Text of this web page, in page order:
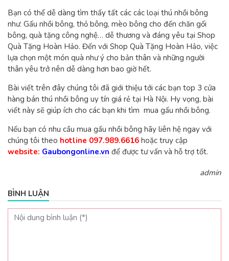
Bạn có thể dễ dàng tìm thấy tất các các loại thú nhồi bông
như: Gấu nhồi bông, thỏ bông, mèo bông cho đến chăn gối
bông, quà tặng công nghệ… dễ thương và đáng yêu tại Shop
Quà Tặng Hoàn Hảo. Đến với Shop Quà Tặng Hoàn Hảo, việc
lựa chọn một món quà như ý cho bản thân và những người
thân yêu trở nên dễ dàng hơn bao giờ hết.
Bài viết trên đây chúng tôi đã giới thiệu tới các bạn top 3 cửa
hàng bán thú nhồi bông uy tín giá rẻ tại Hà Nội. Hy vọng, bài
viết này sẽ giúp ích cho các bạn khi tìm mua gấu nhồi bông.
Nếu bạn có nhu cầu mua gấu nhồi bông hãy liên hệ ngay với
chúng tôi theo hotline 097.989.6616 hoặc truy cập
website: Gaubongonline.vn để được tư vấn và hỗ trợ tốt.
admin
BÌNH LUẬN